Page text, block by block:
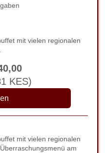
mit vielen regionalen
,00
KES)
mit vielen regionalen
am